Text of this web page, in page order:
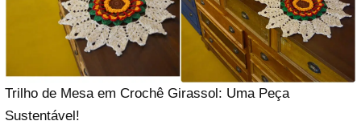
Trilho de Mesa em Crochê Girassol: Uma Peça
Sustentável!